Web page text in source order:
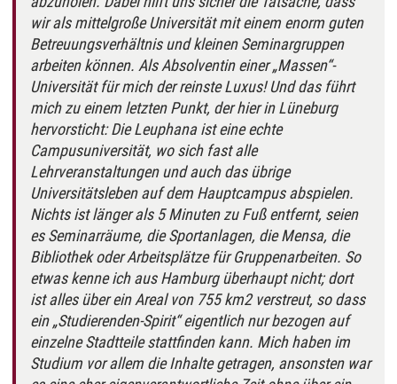
wir als mittelgroße Universität mit einem enorm guten
Betreuungsverhältnis und kleinen Seminargruppen
arbeiten können. Als Absolventin einer „Massen“-
Universität für mich der reinste Luxus! Und das führt
mich zu einem letzten Punkt, der hier in Lüneburg
hervorsticht: Die Leuphana ist eine echte
Campusuniversität, wo sich fast alle
Lehrveranstaltungen und auch das übrige
Universitätsleben auf dem Hauptcampus abspielen.
Nichts ist länger als 5 Minuten zu Fuß entfernt, seien
es Seminarräume, die Sportanlagen, die Mensa, die
Bibliothek oder Arbeitsplätze für Gruppenarbeiten. So
etwas kenne ich aus Hamburg überhaupt nicht; dort
ist alles über ein Areal von 755 km2 verstreut, so dass
ein „Studierenden-Spirit“ eigentlich nur bezogen auf
einzelne Stadtteile stattfinden kann. Mich haben im
Studium vor allem die Inhalte getragen, ansonsten war